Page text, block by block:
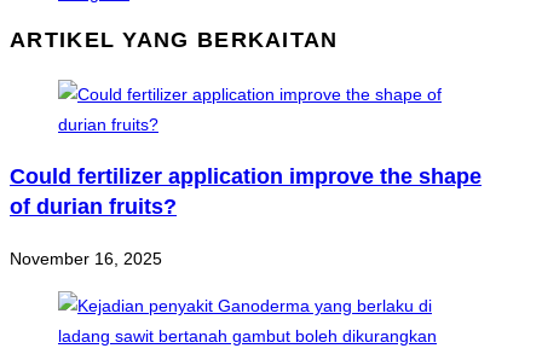
ARTIKEL YANG BERKAITAN
Could fertilizer application improve the shape
of durian fruits?
November 16, 2025